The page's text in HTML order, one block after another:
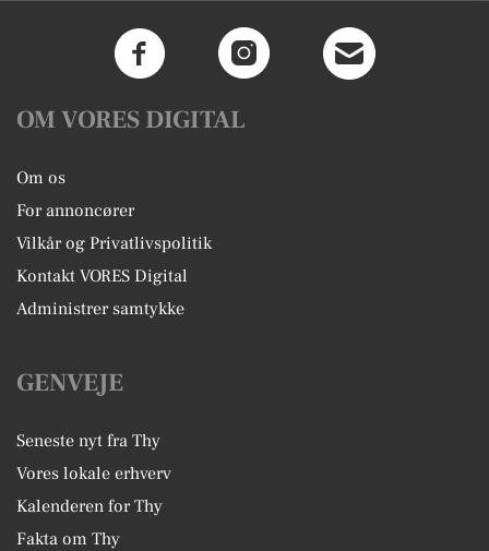
OM VORES DIGITAL
Om os
For annoncører
Vilkår og Privatlivspolitik
Kontakt VORES Digital
Administrer samtykke
GENVEJE
Seneste nyt fra Thy
Vores lokale erhverv
Kalenderen for Thy
Fakta om Thy